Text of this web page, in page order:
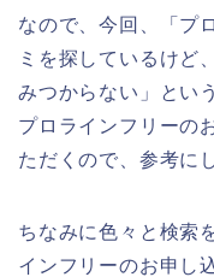
なので、今回、「プ
ミを探しているけど
みつからない」とい
プロラインフリーの
ただくので、参考に
ちなみに色々と検索
インフリーのお申し